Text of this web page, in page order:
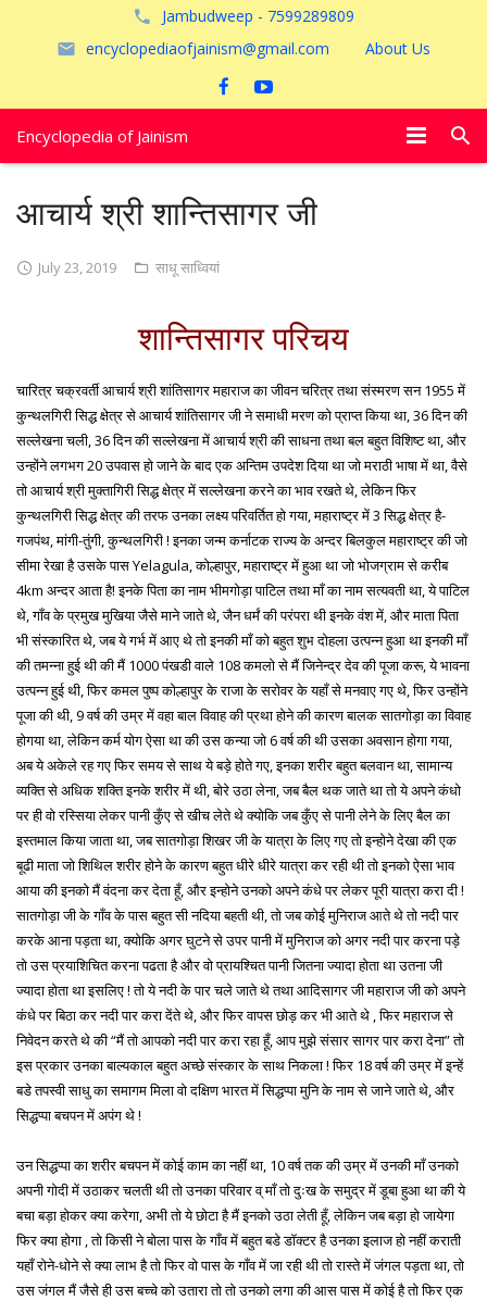
Jambudweep - 7599289809
encyclopediaofjainism@gmail.com
About Us
Encyclopedia of Jainism
आचार्य श्री शान्तिसागर जी
July 23, 2019 साधू साध्वियां
शान्तिसागर परिचय
चारित्र चक्रवर्ती आचार्य श्री शांतिसागर महाराज का जीवन चरित्र तथा संस्मरण सन 1955 में
कुन्थलगिरी सिद्ध क्षेत्र से आचार्य शांतिसागर जी ने समाधी मरण को प्राप्त किया था, 36 दिन की
सल्लेखना चली, 36 दिन की सल्लेखना में आचार्य श्री की साधना तथा बल बहुत विशिष्ट था, और
उन्होंने लगभग 20 उपवास हो जाने के बाद एक अन्तिम उपदेश दिया था जो मराठी भाषा में था, वैसे
तो आचार्य श्री मुक्तागिरी सिद्ध क्षेत्र में सल्लेखना करने का भाव रखते थे, लेकिन फिर
कुन्थलगिरी सिद्ध क्षेत्र की तरफ उनका लक्ष्य परिवर्तित हो गया, महाराष्ट्र में 3 सिद्ध क्षेत्र है-
गजपंथ, मांगी-तुंगी, कुन्थलगिरी ! इनका जन्म कर्नाटक राज्य के अन्दर बिलकुल महाराष्ट्र की जो
सीमा रेखा है उसके पास Yelagula, कोल्हापुर, महाराष्ट्र में हुआ था जो भोजग्राम से करीब
4km अन्दर आता है! इनके पिता का नाम भीमगोड़ा पाटिल तथा माँ का नाम सत्यवती था, ये पाटिल
थे, गाँव के प्रमुख मुखिया जैसे माने जाते थे, जैन धर्मं की परंपरा थी इनके वंश में, और माता पिता
भी संस्कारित थे, जब ये गर्भ में आए थे तो इनकी माँ को बहुत शुभ दोहला उत्पन्न हुआ था इनकी माँ
की तमन्ना हुई थी की मैं 1000 पंखडी वाले 108 कमलो से मैं जिनेन्द्र देव की पूजा करू, ये भावना
उत्पन्न हुई थी, फिर कमल पुष्प कोल्हापुर के राजा के सरोवर के यहाँ से मनवाए गए थे, फिर उन्होंने
पूजा की थी, 9 वर्ष की उम्र में वहा बाल विवाह की प्रथा होने की कारण बालक सातगोड़ा का विवाह
होगया था, लेकिन कर्म योग ऐसा था की उस कन्या जो 6 वर्ष की थी उसका अवसान होगा गया,
अब ये अकेले रह गए फिर समय से साथ ये बड़े होते गए, इनका शरीर बहुत बलवान था, सामान्य
व्यक्ति से अधिक शक्ति इनके शरीर में थी, बोरे उठा लेना, जब बैल थक जाते था तो ये अपने कंधो
पर ही वो रस्सिया लेकर पानी कुँए से खीच लेते थे क्योकि जब कुँए से पानी लेने के लिए बैल का
इस्तमाल किया जाता था, जब सातगोड़ा शिखर जी के यात्रा के लिए गए तो इन्होने देखा की एक
बूढी माता जो शिथिल शरीर होने के कारण बहुत धीरे धीरे यात्रा कर रही थी तो इनको ऐसा भाव
आया की इनको मैं वंदना कर देता हूँ, और इन्होने उनको अपने कंधे पर लेकर पूरी यात्रा करा दी !
सातगोड़ा जी के गाँव के पास बहुत सी नदिया बहती थी, तो जब कोई मुनिराज आते थे तो नदी पार
करके आना पड़ता था, क्योकि अगर घुटने से उपर पानी में मुनिराज को अगर नदी पार करना पड़े
तो उस प्रयाशिचित करना पढता है और वो प्रायश्चित पानी जितना ज्यादा होता था उतना जी
ज्यादा होता था इसलिए ! तो ये नदी के पार चले जाते थे तथा आदिसागर जी महाराज जी को अपने
कंधे पर बिठा कर नदी पार करा देंते थे, और फिर वापस छोड़ कर भी आते थे , फिर महाराज से
निवेदन करते थे की “मैं तो आपको नदी पार करा रहा हूँ, आप मुझे संसार सागर पार करा देना” तो
इस प्रकार उनका बाल्यकाल बहुत अच्छे संस्कार के साथ निकला ! फिर 18 वर्ष की उम्र में इन्हें
बडे तपस्वी साधु का समागम मिला वो दक्षिण भारत में सिद्धप्पा मुनि के नाम से जाने जाते थे, और
सिद्धप्पा बचपन में अपंग थे !
उन सिद्धप्पा का शरीर बचपन में कोई काम का नहीं था, 10 वर्ष तक की उम्र में उनकी माँ उनको
अपनी गोदी में उठाकर चलती थी तो उनका परिवार व् माँ तो दुःख के समुद्र में डूबा हुआ था की ये
बचा बड़ा होकर क्या करेगा, अभी तो ये छोटा है मैं इनको उठा लेती हूँ, लेकिन जब बड़ा हो जायेगा
फिर क्या होगा , तो किसी ने बोला पास के गाँव में बहुत बडे डॉक्टर है उनका इलाज हो नहीं कराती
यहाँ रोने-धोने से क्या लाभ है तो फिर वो पास के गाँव में जा रही थी तो रास्ते में जंगल पड़ता था, तो
उस जंगल मैं जैसे ही उस बच्चे को उतारा तो तो उनको लगा की आस पास में कोई है तो फिर एक